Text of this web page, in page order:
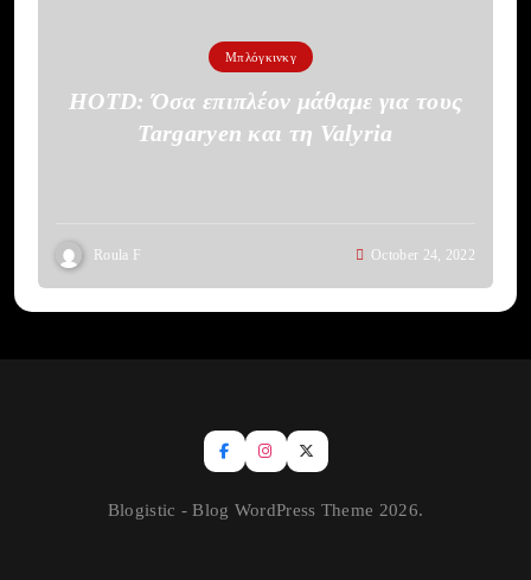
Μπλόγκινκγ
HOTD: Όσα επιπλέον μάθαμε για τους
Targaryen και τη Valyria
Roula F October 24, 2022
Blogistic - Blog WordPress Theme 2026.